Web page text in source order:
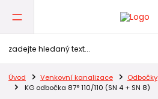
Úvod Venkovní kanalizace Odbočky
KG odbočka 87° 110/110 (SN 4 + SN 8)